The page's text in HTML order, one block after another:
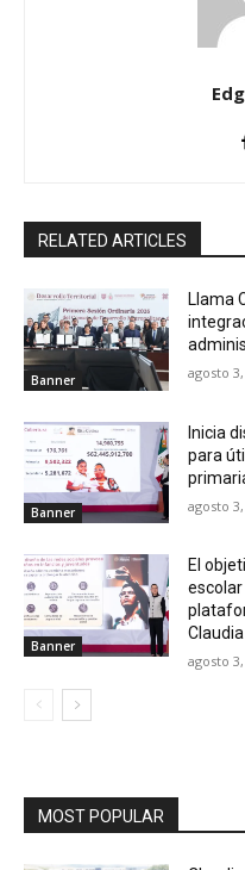
RELATED ARTICLES
Banner
Llama
agosto
Banner
Inicia
para
agosto
Banner
El
agosto
MOST POPULAR